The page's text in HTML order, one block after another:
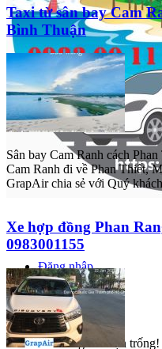
Đăng nhập
Đăng ký
0
Giỏ hàng của bạn trống!
Taxi từ sân bay Cam
Bình Thuận
Sân bay Cam Ranh cách
Cam Ranh đi về Phan Thiết,
GrapAir chia sẻ với Quý
Xe hợp đồng Phan
0983001155